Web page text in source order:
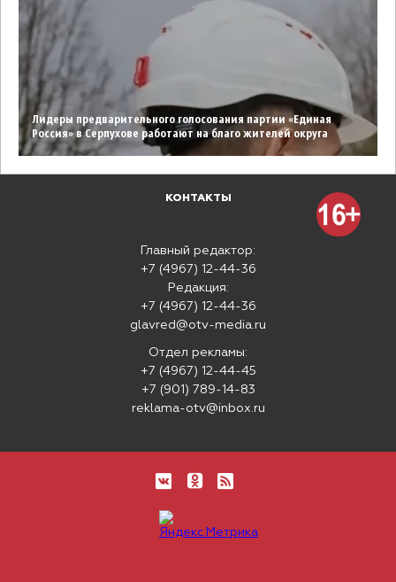
Лидеры предварительного голосования партии «Единая
Россия» в Серпухове работают на благо жителей округа
КОНТАКТЫ
Главный редактор:
+7 (4967) 12-44-36
Редакция:
+7 (4967) 12-44-36
glavred@otv-media.ru
Отдел рекламы:
+7 (4967) 12-44-45
+7 (901) 789-14-83
reklama-otv@inbox.ru